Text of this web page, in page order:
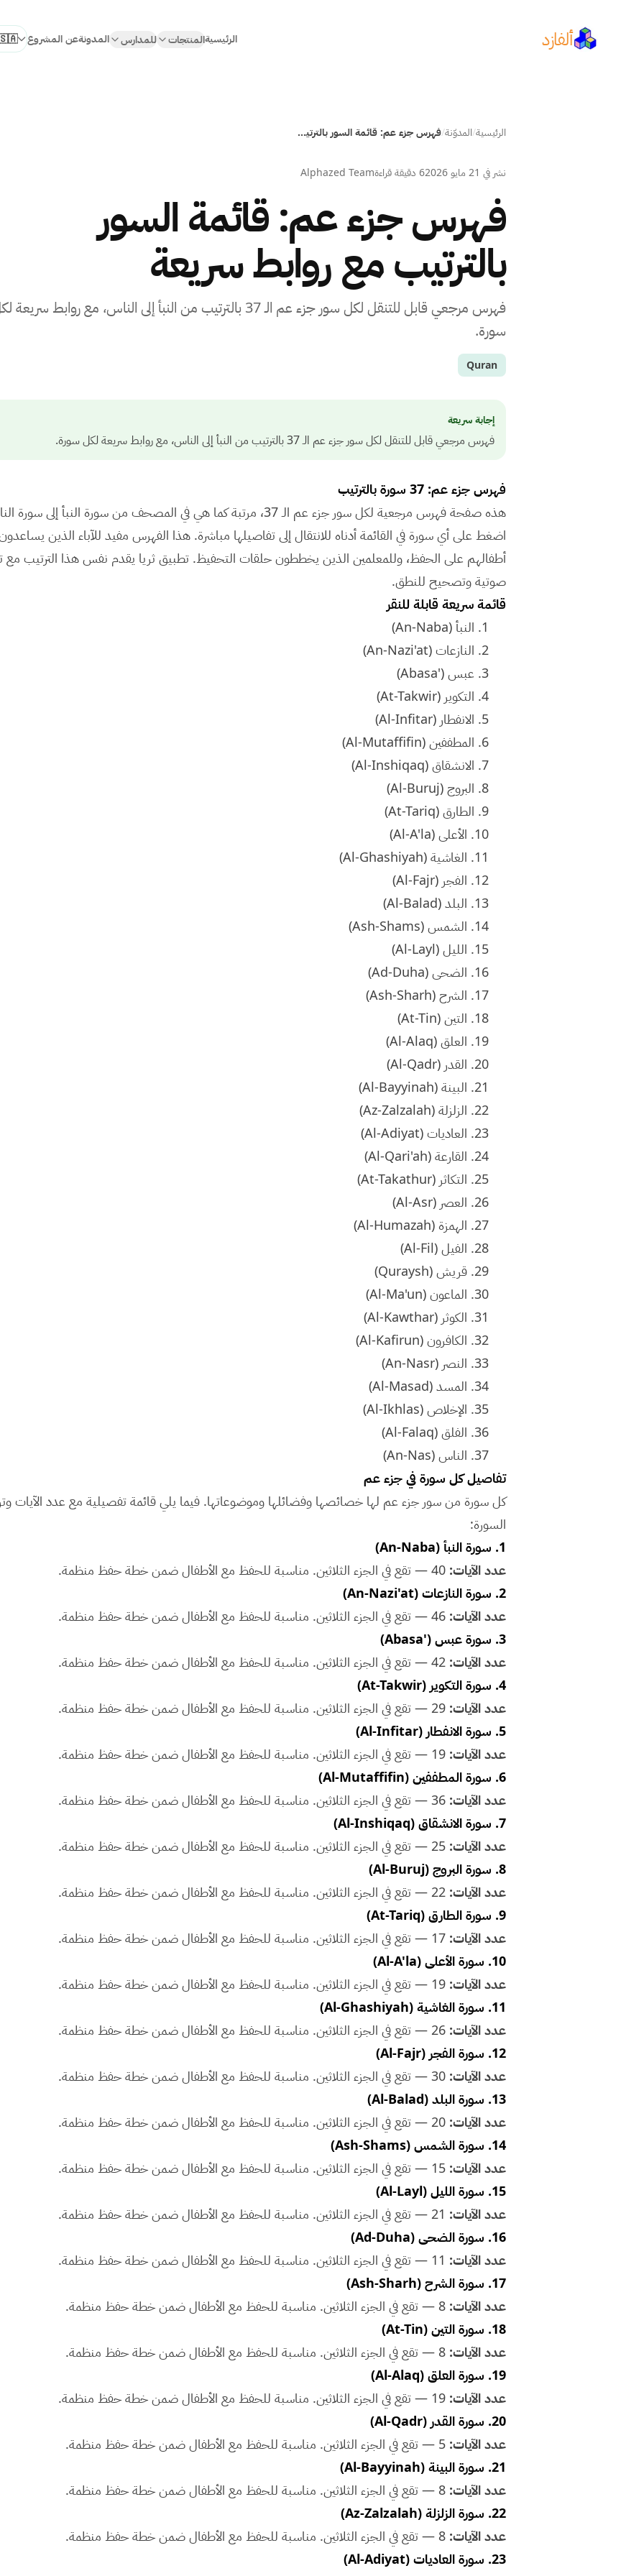
ألفازد الرئيسيةالمنتجات للمدارس المدونةعن المشروعاختر
الرئيسية/المدوّنة/ فهرس جزء عم: قائمة السور بالترتيب مع روابط سريعة
نشر في 21 مايو 2026 6 دقيقة قراءة Alphazed Team
فهرس جزء عم: قائمة السور
بالترتيب مع روابط سريعة
فهرس مرجعي قابل للتنقل لكل سور جزء عم الـ 37 بالترتيب من النبأ إلى الناس، مع روابط
سورة.
Quran
إجابة سريعة
فهرس مرجعي قابل للتنقل لكل سور جزء عم الـ 37 بالترتيب من النبأ إلى الناس، مع روابط سريعة لكل سورة.
فهرس جزء عم: 37 سورة بالترتيب
هذه صفحة فهرس مرجعية لكل سور جزء عم الـ 37، مرتبة كما هي في المصحف من سورة النبأ إلى
اضغط على أي سورة في القائمة أدناه للانتقال إلى تفاصيلها مباشرة. هذا الفهرس مفيد للآباء الذين
أطفالهم على الحفظ، وللمعلمين الذين يخططون حلقات التحفيظ. تطبيق ثريا يقدم نفس هذا الترتيب مع
صوتية وتصحيح للنطق.
قائمة سريعة قابلة للنقر
1. النبأ (An-Naba)
2. النازعات (An-Nazi'at)
3. عبس ('Abasa)
4. التكوير (At-Takwir)
5. الانفطار (Al-Infitar)
6. المطففين (Al-Mutaffifin)
7. الانشقاق (Al-Inshiqaq)
8. البروج (Al-Buruj)
9. الطارق (At-Tariq)
10. الأعلى (Al-A'la)
11. الغاشية (Al-Ghashiyah)
12. الفجر (Al-Fajr)
13. البلد (Al-Balad)
14. الشمس (Ash-Shams)
15. الليل (Al-Layl)
16. الضحى (Ad-Duha)
17. الشرح (Ash-Sharh)
18. التين (At-Tin)
19. العلق (Al-Alaq)
20. القدر (Al-Qadr)
21. البينة (Al-Bayyinah)
22. الزلزلة (Az-Zalzalah)
23. العاديات (Al-Adiyat)
24. القارعة (Al-Qari'ah)
25. التكاثر (At-Takathur)
26. العصر (Al-Asr)
27. الهمزة (Al-Humazah)
28. الفيل (Al-Fil)
29. قريش (Quraysh)
30. الماعون (Al-Ma'un)
31. الكوثر (Al-Kawthar)
32. الكافرون (Al-Kafirun)
33. النصر (An-Nasr)
34. المسد (Al-Masad)
35. الإخلاص (Al-Ikhlas)
36. الفلق (Al-Falaq)
37. الناس (An-Nas)
تفاصيل كل سورة في جزء عم
كل سورة من سور جزء عم لها خصائصها وفضائلها وموضوعاتها. فيما يلي قائمة تفصيلية مع عدد الآيات
السورة:
1. سورة النبأ (An-Naba)
عدد الآيات:
2. سورة النازعات (An-Nazi'at)
عدد الآيات:
3. سورة عبس ('Abasa)
عدد الآيات:
4. سورة التكوير (At-Takwir)
عدد الآيات:
5. سورة الانفطار (Al-Infitar)
عدد الآيات:
6. سورة المطففين (Al-Mutaffifin)
عدد الآيات:
7. سورة الانشقاق (Al-Inshiqaq)
عدد الآيات:
8. سورة البروج (Al-Buruj)
عدد الآيات:
9. سورة الطارق (At-Tariq)
عدد الآيات:
10. سورة الأعلى (Al-A'la)
عدد الآيات:
11. سورة الغاشية (Al-Ghashiyah)
عدد الآيات:
12. سورة الفجر (Al-Fajr)
عدد الآيات:
13. سورة البلد (Al-Balad)
عدد الآيات:
14. سورة الشمس (Ash-Shams)
عدد الآيات:
15. سورة الليل (Al-Layl)
عدد الآيات:
16. سورة الضحى (Ad-Duha)
عدد الآيات:
17. سورة الشرح (Ash-Sharh)
عدد الآيات:
18. سورة التين (At-Tin)
عدد الآيات:
19. سورة العلق (Al-Alaq)
عدد الآيات:
20. سورة القدر (Al-Qadr)
عدد الآيات:
21. سورة البينة (Al-Bayyinah)
عدد الآيات:
22. سورة الزلزلة (Az-Zalzalah)
عدد الآيات:
23. سورة العاديات (Al-Adiyat)